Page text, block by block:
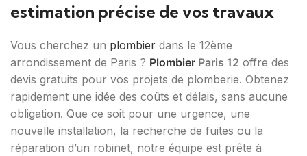
estimation précise de vos travaux
Vous cherchez un plombier dans le 12ème
arrondissement de Paris ? Plombier Paris 12 offre des
devis gratuits pour vos projets de plomberie. Obtenez
rapidement une idée des coûts et délais, sans aucune
obligation. Que ce soit pour une urgence, une
nouvelle installation, la recherche de fuites ou la
réparation d’un robinet, notre équipe est prête à